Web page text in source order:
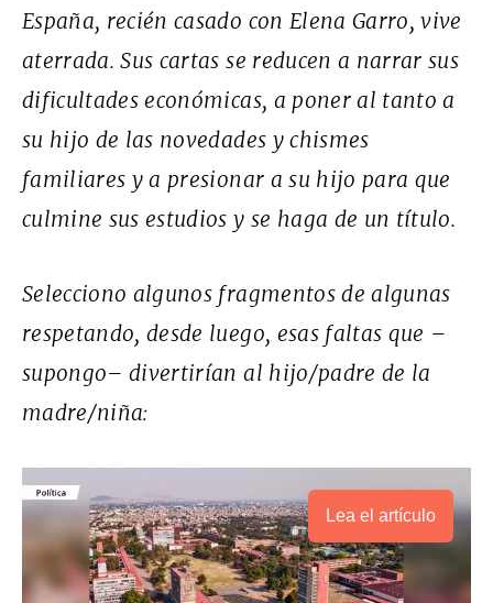
España, recién casado con Elena Garro, vive
aterrada. Sus cartas se reducen a narrar sus
dificultades económicas, a poner al tanto a
su hijo de las novedades y chismes
familiares y a presionar a su hijo para que
culmine sus estudios y se haga de un título.
Selecciono algunos fragmentos de algunas
respetando, desde luego, esas faltas que –
supongo– divertirían al hijo/padre de la
madre/niña:
Lea el artículo